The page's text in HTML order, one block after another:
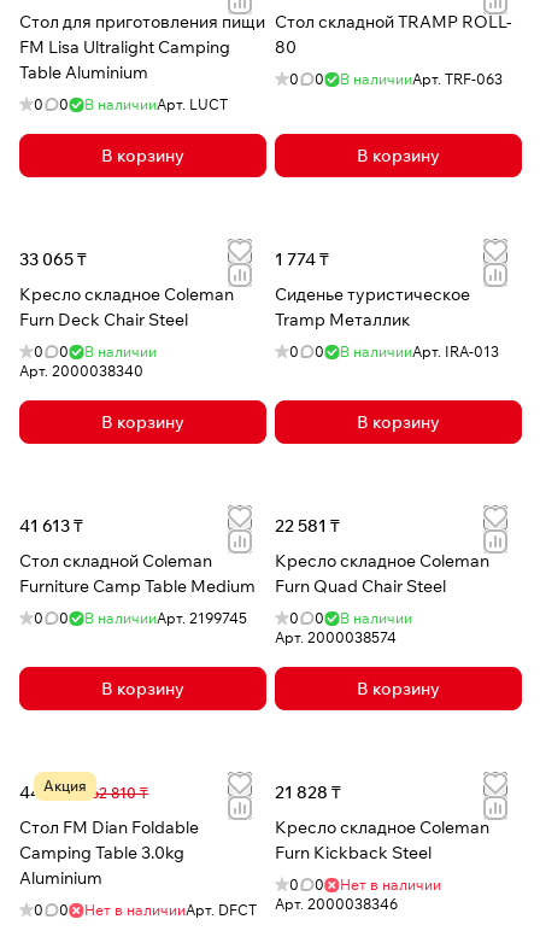
Стол для приготовления пищи
FM Lisa Ultralight Camping
Table Aluminium
0 0 В наличииАрт. LUCT
В корзину
Стол складной TRAMP ROLL-
80
0 0 В наличииАрт. TRF-063
В корзину
33 065 ₸
Кресло складное Coleman
Furn Deck Chair Steel
0 0
В наличии
Арт. 2000038340
В корзину
1 774 ₸
Сиденье туристическое
Tramp Металлик
0 0 В наличииАрт. IRA-013
В корзину
41 613 ₸
Стол складной Coleman
Furniture Camp Table Medium
0 0 В наличииАрт. 2199745
В корзину
22 581 ₸
Кресло складное Coleman
Furn Quad Chair Steel
0 0
В наличии
Арт. 2000038574
В корзину
Акция
44 086 ₸ 62 810 ₸
Стол FM Dian Foldable
Camping Table 3.0kg
Aluminium
0 0 Нет в наличииАрт. DFCT
21 828 ₸
Кресло складное Coleman
Furn Kickback Steel
0 0
Нет в наличии
Арт. 2000038346